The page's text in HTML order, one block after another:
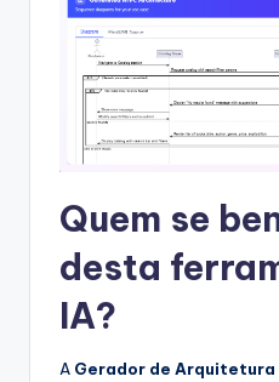
Quem se
desta
IA?
A Gerador de Arquitetura